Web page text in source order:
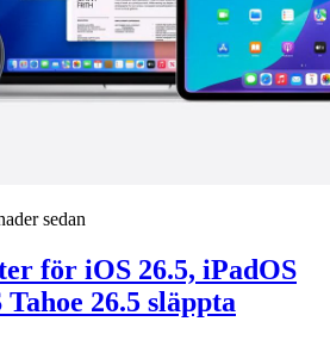
sedan
för iOS 26.5, iPadOS
26.5 släppta